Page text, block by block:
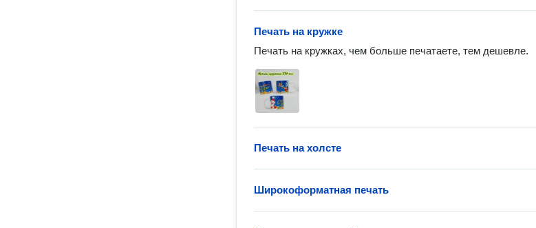
Печать на кружке
Печать на кружках, чем больше печатаете, тем дешевле.
Печать на холсте
Широкоформатная печать